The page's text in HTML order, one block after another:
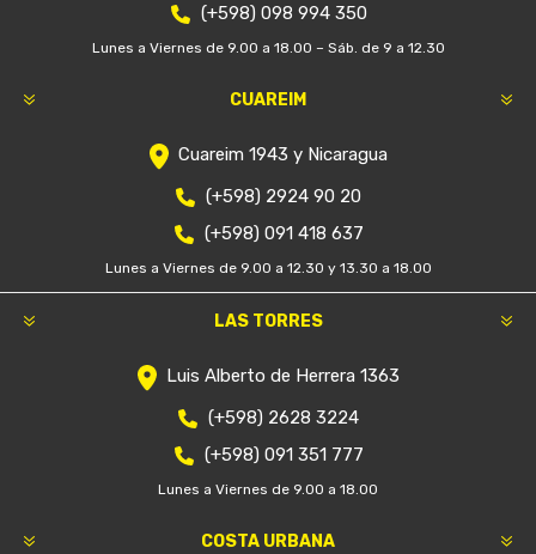
(+598) 098 994 350
Lunes a Viernes de 9.00 a 18.00 – Sáb. de 9 a 12.30
CUAREIM
Cuareim 1943 y Nicaragua
(+598) 2924 90 20
(+598) 091 418 637
Lunes a Viernes de 9.00 a 12.30 y 13.30 a 18.00
LAS TORRES
Luis Alberto de Herrera 1363
(+598) 2628 3224
(+598) 091 351 777
Lunes a Viernes de 9.00 a 18.00
COSTA URBANA